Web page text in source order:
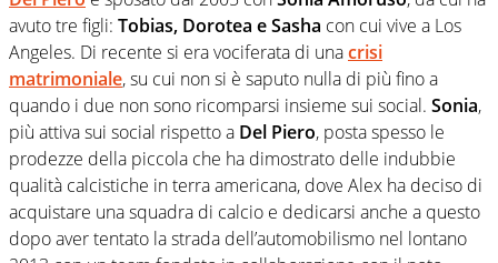
avuto tre figli: Tobias, Dorotea e Sasha con cui vive a Los
Angeles. Di recente si era vociferata di unacrisi
matrimoniale, su cui non si è saputo nulla di più fino a
quando i due non sono ricomparsi insieme sui social. Sonia,
più attiva sui social rispetto a Del Piero, posta spesso le
prodezze della piccola che ha dimostrato delle indubbie
qualità calcistiche in terra americana, dove Alex ha deciso di
acquistare una squadra di calcio e dedicarsi anche a questo
dopo aver tentato la strada dell’automobilismo nel lontano